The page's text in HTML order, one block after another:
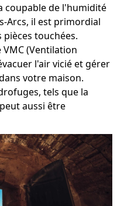
coupable de l'humidité
Arcs, il est primordial
touchées.
(Ventilation
l'air vicié et gérer
votre maison.
tels que la
aussi être